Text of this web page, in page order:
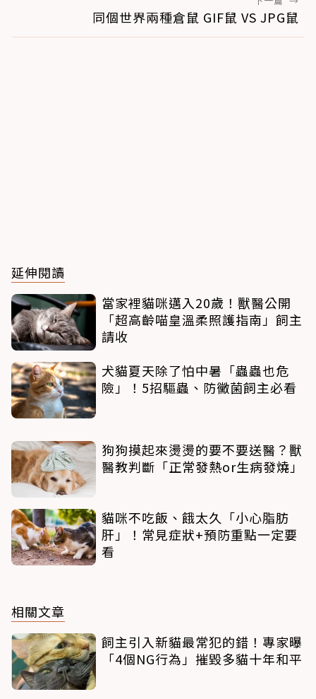
同個世界兩種倉鼠 GIF鼠 VS JPG鼠
延伸閱讀
當家裡貓咪邁入20歲！獸醫公開
「超高齡喵皇溫柔照護指南」飼主
請收
犬貓夏天除了怕中暑「蟲蟲也危
險」！5招驅蟲、防黴菌飼主必看
狗狗摸起來燙燙的要不要送醫？獸
醫教判斷「正常發熱or生病發燒」
貓咪不吃飯、餓太久「小心脂肪
肝」！常見症狀+預防重點一定要
看
相關文章
飼主引入新貓最常犯的錯！專家曝
「4個NG行為」摧毀多貓十年和平